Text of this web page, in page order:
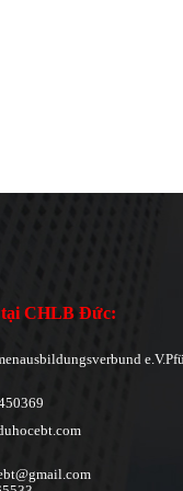
CHLB Đức: